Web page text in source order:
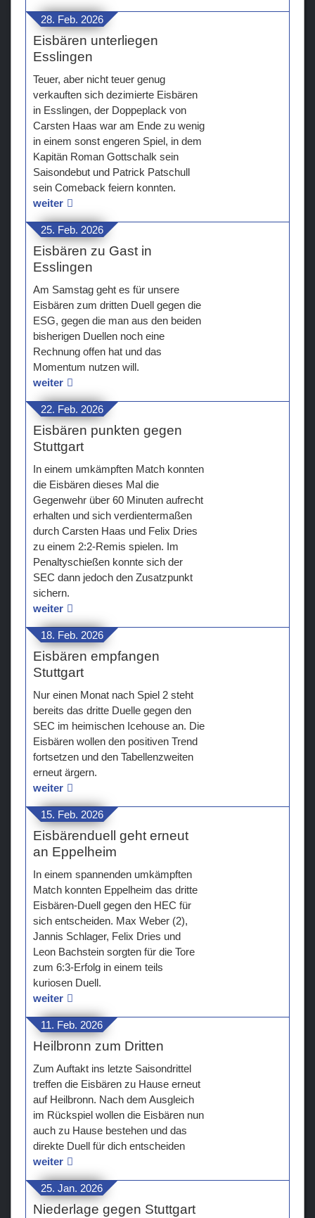
28. Feb. 2026
Eisbären unterliegen
Esslingen
Teuer, aber nicht teuer genug
verkauften sich dezimierte Eisbären
in Esslingen, der Doppeplack von
Carsten Haas war am Ende zu wenig
in einem sonst engeren Spiel, in dem
Kapitän Roman Gottschalk sein
Saisondebut und Patrick Patschull
sein Comeback feiern konnten.
weiter
25. Feb. 2026
Eisbären zu Gast in
Esslingen
Am Samstag geht es für unsere
Eisbären zum dritten Duell gegen die
ESG, gegen die man aus den beiden
bisherigen Duellen noch eine
Rechnung offen hat und das
Momentum nutzen will.
weiter
22. Feb. 2026
Eisbären punkten gegen
Stuttgart
In einem umkämpften Match konnten
die Eisbären dieses Mal die
Gegenwehr über 60 Minuten aufrecht
erhalten und sich verdientermaßen
durch Carsten Haas und Felix Dries
zu einem 2:2-Remis spielen. Im
Penaltyschießen konnte sich der
SEC dann jedoch den Zusatzpunkt
sichern.
weiter
18. Feb. 2026
Eisbären empfangen
Stuttgart
Nur einen Monat nach Spiel 2 steht
bereits das dritte Duelle gegen den
SEC im heimischen Icehouse an. Die
Eisbären wollen den positiven Trend
fortsetzen und den Tabellenzweiten
erneut ärgern.
weiter
15. Feb. 2026
Eisbärenduell geht erneut
an Eppelheim
In einem spannenden umkämpften
Match konnten Eppelheim das dritte
Eisbären-Duell gegen den HEC für
sich entscheiden. Max Weber (2),
Jannis Schlager, Felix Dries und
Leon Bachstein sorgten für die Tore
zum 6:3-Erfolg in einem teils
kuriosen Duell.
weiter
11. Feb. 2026
Heilbronn zum Dritten
Zum Auftakt ins letzte Saisondrittel
treffen die Eisbären zu Hause erneut
auf Heilbronn. Nach dem Ausgleich
im Rückspiel wollen die Eisbären nun
auch zu Hause bestehen und das
direkte Duell für dich entscheiden
weiter
25. Jan. 2026
Niederlage gegen Stuttgart